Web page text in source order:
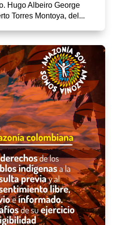
Hugo Albeiro George
Torres Montoya, del...